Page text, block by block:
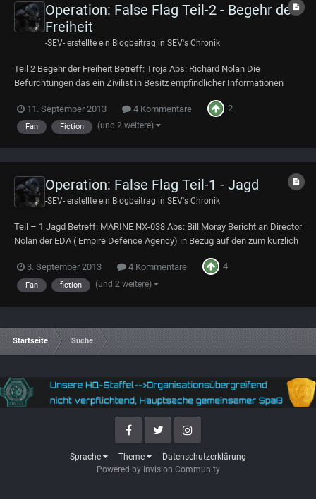
Operation: False Flag Teil-2 - Begehr der
Freiheit
-SEV- erstellte ein Blogbeitrag in SEV's Chronik
Teil 2 Begehr der Freiheit Betreff: Troja Abs: Richard Nolan Die
Befürchtungen das ein Zivilist in Besitz empfindlicher Informationen
Informationen und um welche langfristige Folgen die Veröffentlichung
dieser Informationen h...
11. September 2013 4 Kommentare 2
Fan Fiction (und 2 weitere)
Operation: False Flag Teil-1 - Jagd
-SEV- erstellte ein Blogbeitrag in SEV's Chronik
Teil – 1 Jagd Betreff: MARINE NX-038 Abs: Bill Moray Bericht an Director
Nolan der EDA ( Empire Defence Agency) in Bezug auf den zum kürzlich
Ereignisse von Muna-15, vor 2 Jahren, in den Dienst der Marines gestellt
wurde. Marin...
3. September 2013 4 Kommentare 4
Fan fiction (und 2 weitere)
Startseite Suche
Sprache Theme Datenschutzerklärung
FacebookTwitter Instagram
Powered by Invision Community